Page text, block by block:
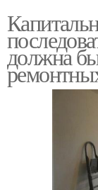
должна